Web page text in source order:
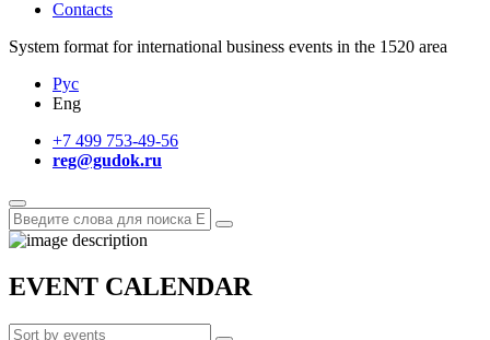
Contacts
System format for international business events in the 1520 area
Рус
Eng
+7 499 753-49-56
reg@gudok.ru
EVENT CALENDAR